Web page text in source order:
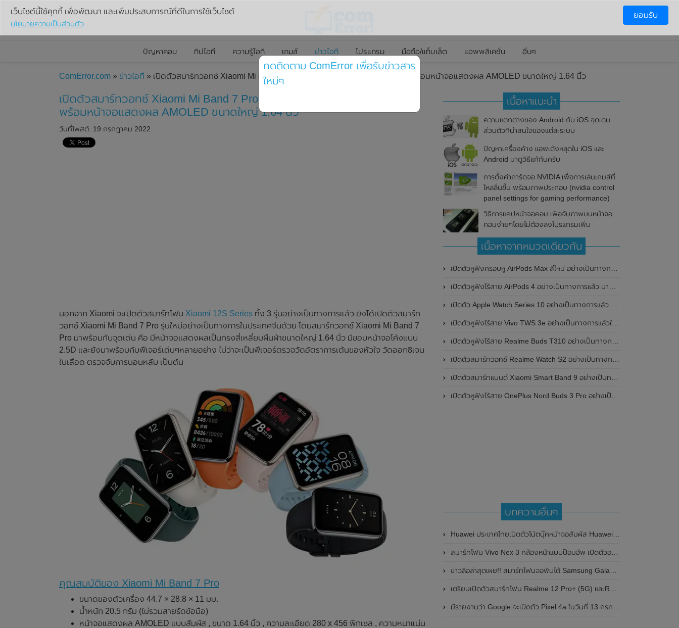
ปัญหาคอม ทิปไอที ความรู้ไอที เกมส์ ข่าวไอที โปรแกรม มือถือ/แท็บเล็ต แอพพลิเคชั่น อื่นๆ
ComError.com » ข่าวไอที » เปิดตัวสมาร์ทวอทช์ Xiaomi Mi Band 7 Pro อย่างเป็นทางการในประเทศจีน มาพร้อมหน้าจอแสดงผล AMOLED ขนาดใหญ่ 1.64 นิ้ว
เปิดตัวสมาร์ทวอทช์ Xiaomi Mi Band 7 Pro อย่างเป็นทางการในประเทศจีน มา
พร้อมหน้าจอแสดงผล AMOLED ขนาดใหญ่ 1.64 นิ้ว
วันที่โพสต์: 19 กรกฎาคม 2022
นอกจาก Xiaomi จะเปิดตัวสมาร์ทโฟน Xiaomi 12S Series ทั้ง 3 รุ่นอย่างเป็นทางการแล้ว ยังได้เปิดตัวสมาร์ท
วอทช์ Xiaomi Mi Band 7 Pro รุ่นใหม่อย่างเป็นทางการในประเทศจีนด้วย โดยสมาร์ทวอทช์ Xiaomi Mi Band 7
Pro มาพร้อมกับจุดเด่น คือ มีหน้าจอแสดงผลเป็นทรงสี่เหลี่ยมผืนผ้าขนาดใหญ่ 1.64 นิ้ว มีขอบหน้าจอโค้งแบบ
2.5D และยังมาพร้อมกับฟีเจอร์เด่นๆหลายอย่าง ไม่ว่าจะเป็นฟีเจอร์ตรวจวัดอัตราการเต้นของหัวใจ วัดออกซิเจน
ในเลือด ตรวจจับการนอนหลับ เป็นต้น
คุณสมบัติของ Xiaomi Mi Band 7 Pro
ขนาดของตัวเครื่อง 44.7 × 28.8 × 11 มม.
น้ำหนัก 20.5 กรัม (ไม่รวมสายรัดข้อมือ)
หน้าจอแสดงผล AMOLED แบบสัมผัส , ขนาด 1.64 นิ้ว , ความละเอียด 280 x 456 พิกเซล , ความหนาแน่น
เนื้อหาแนะนำ
ความแตกต่างของ Android กับ iOS จุดเด่น
ส่วนตัวที่น่าสนใจของแต่ละระบบ
ปัญหาเครื่องค้าง แอพเด้งหลุดใน iOS และ
Android มาดูวิธีแก้กันครับ
การตั้งค่าการ์ดจอ NVIDIA เพื่อการเล่นเกมส์ที่
ไหลลื่นขึ้น พร้อมภาพประกอบ (nvidia control
panel settings for gaming performance)
วิธีการแคปหน้าจอคอม เพื่อจับภาพบนหน้าจอ
คอมง่ายๆโดยไม่ต้องลงโปรแกรมเพิ่ม
เนื้อหาจากหมวดเดียวกัน
เปิดตัวหูฟังครอบหู AirPods Max สีใหม่ อย่างเป็นทางการแล้ว
เปิดตัวหูฟังไร้สาย AirPods 4 อย่างเป็นทางการแล้ว มาพร้อม ANC และฟีเจอร์ใหม่มากมาย
เปิดตัว Apple Watch Series 10 อย่างเป็นทางการแล้ว มาพร้อมชิปเซ็ตรุ่น S10
เปิดตัวหูฟังไร้สาย Vivo TWS 3e อย่างเป็นทางการแล้วในประเทศอินเดีย มาพร้อมระบบตัดเสียงรบกวน ANC ที่ 30dB , ป้องกันฝุ่นและกันน้ำที่ระดับ IP54 , แบตเตอรี่สามารถใช้งานนานสูงสุด 36 ชั่วโมง
เปิดตัวหูฟังไร้สาย Realme Buds T310 อย่างเป็นทางการในประเทศอินเดีย มาพร้อมระบบตัดเสียงรบกวน ANC สูงสุด 46dB , เสียงรอบทิศทาง 360 องศา , แบตเตอรี่สามารถใช้งานได้นานสูงสุด 40 ชั่วโมง
เปิดตัวสมาร์ทวอทช์ Realme Watch S2 อย่างเป็นทางการในประเทศอินเดีย มาพร้อมตัวเรือนสแตนเลสสตีล , หน้าจอแสดงผล AMOLED ขนาด 1.43 นิ้ว , แบตเตอรี่ขนาดใหญ่ใช้งานได้นาน 20 วัน และรองรับคำสั่งเสียง Super AI Engine ที่ขับเคลื่อนโดย ChatGPT
เปิดตัวสมาร์ทแบนด์ Xiaomi Smart Band 9 อย่างเป็นทางการแล้ว มาพร้อมหน้าจอ AMOLED ขนาด 1.62 นิ้ว , ตัวเรือนเป็นโลหะ และแบตเตอรี่สุดอึดสามารถใช้งานได้นานถึง 21 วัน
เปิดตัวหูฟังไร้สาย OnePlus Nord Buds 3 Pro อย่างเป็นทางการแล้ว มาพร้อมระบบตัดเสียงรบกวน (ANC) สามารถลดเสียงรบกวนได้ 49dB และแบตเตอรี่สุดอึดใช้งานได้นานสูงสุดถึง 44 ชั่วโมง
บทความอื่นๆ
Huawei ประเทศไทยเปิดตัวโน้ตบุ๊คหน้าจอสัมผัส Huawei MateBook 14s อย่างเป็นทางการแล้ว ในราคา 40,990 บาท
สมาร์ทโฟน Vivo Nex 3 กล้องหน้าแบบป๊อบอัพ เปิดตัวอย่างเป็นทางการ
ข่าวลือล่าสุดเผย!! สมาร์ทโฟนจอพับได้ Samsung Galaxy Z Flip 2 และ Samsung Galaxy Z Fold 3 อาจจะเปิดตัวพร้อมกันกับ One UI 3.5 ในช่วงกลางปี 2021 นี้
เตรียมเปิดตัวสมาร์ทโฟน Realme 12 Pro+ (5G) และRealme 12+ (5G) ในประเทศไทย วันที่ 21 มีนาคม 2024 นี้
มีรายงานว่า Google จะเปิดตัว Pixel 4a ในวันที่ 13 กรกฎาคม 2020 ที่จะถึงนี้
เว็บไซต์นี้ใช้คุกกี้ เพื่อพัฒนา และเพิ่มประสบการณ์ที่ดีในการใช้เว็บไซต์
นโยบายความเป็นส่วนตัว
ยอมรับ
กดติดตาม ComError เพื่อรับข่าวสาร
ใหม่ๆ